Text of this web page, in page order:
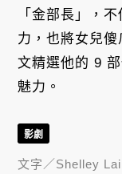
「金部長」，
力，也將女兒
文精選他的 9
魅力。
影劇
文字／Shelley Lai